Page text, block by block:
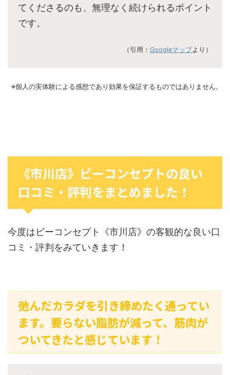
てくださるのも、無理なく続けられるポイント
です。
（引用： Googleマップより）
※個人の実体験による感想であり効果を保証するものではありません。
《市川店》ビーコンセプトの良い
口コミ・評判をまとめました！
今度はビーコンセプト《市川店》の客観的な良い口
コミ・評判をみていきます！
弛んだカラダを引き締めたく通ってい
ます。要らない脂肪が減って、筋肉が
ついてきたと感じています！